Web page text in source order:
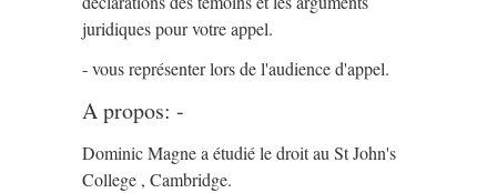
juridiques pour votre appel.
- vous représenter lors de l'audience d'appel.
A propos: -
Dominic Magne a étudié le droit au St John's
College , Cambridge.